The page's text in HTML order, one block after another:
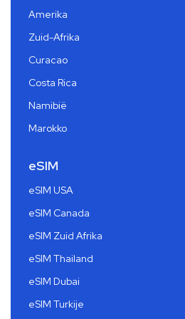
Amerika
Zuid-Afrika
Curacao
Costa Rica
Namibië
Marokko
eSIM
eSIM USA
eSIM Canada
eSIM Zuid Afrika
eSIM Thailand
eSIM Dubai
eSIM Turkije